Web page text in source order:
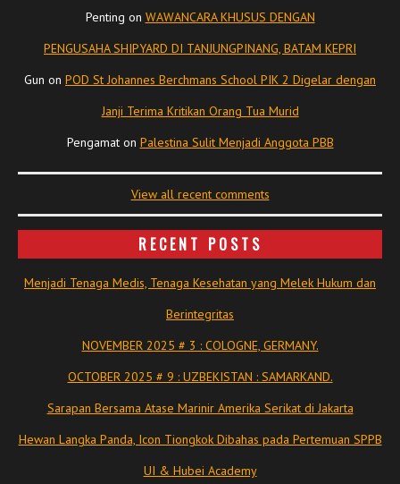
Penting on WAWANCARA KHUSUS DENGAN
PENGUSAHA SHIPYARD DI TANJUNGPINANG, BATAM KEPRI
Gun on POD St Johannes Berchmans School PIK 2 Digelar dengan
Janji Terima Kritikan Orang Tua Murid
Pengamaton Palestina Sulit Menjadi Anggota PBB
View all recent comments
RECENT POSTS
Menjadi Tenaga Medis, Tenaga Kesehatan yang Melek Hukum dan
Berintegritas
NOVEMBER 2025 # 3 : COLOGNE, GERMANY.
OCTOBER 2025 # 9 : UZBEKISTAN : SAMARKAND.
Sarapan Bersama Atase Marinir Amerika Serikat di Jakarta
Hewan Langka Panda, Icon Tiongkok Dibahas pada Pertemuan SPPB
UI & Hubei Academy